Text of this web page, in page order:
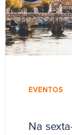
EVENTOS
Na